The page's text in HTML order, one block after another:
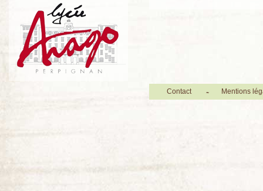
Contact Mentions